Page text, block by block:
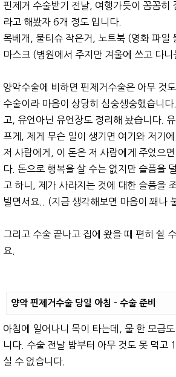
핀제거 수술받기 전날, 여행가듯이 꼼꼼히
라고 해봤자 6개 정도 입니다.
목베개, 물티슈 작은거, 노트북 (영화 파일
마스크 (병원에서 주지만 겨울에 쓰고 다니
양악수술에 비하면 핀제거수술은 아무 것
수술이라 마음이 상당히 심숭생숭했습니
고, 유언아닌 유언장도 정리해 놨습니다.
프게, 제게 무슨 일이 생기면 여기와 저기
저 사람에게, 이 돈은 저 사람에게 주었으
다. 돈으로 행복을 살 수는 없지만 슬픔을
고 하니, 제가 사라지는 것에 대한 슬픔을
빌면서요.. (지금 생각해보면 마음이 꽤나
그리고 수술 끝나고 집에 왔을 때 편히 쉴
요.
양악 핀제거수술 당일 아침 - 수술 준비
아침에 일어나니 목이 타는데, 물 한 모금
니다. 수술 전날 밤부터 아무 것도 못 먹고
실 수 없습니다.